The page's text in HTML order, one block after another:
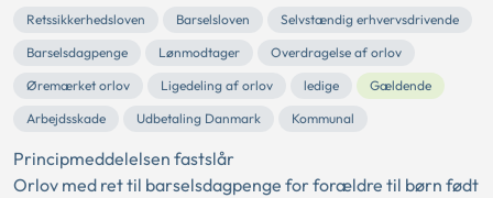
Retssikkerhedsloven Barselsloven
Selvstændig erhvervsdrivende
Barselsdagpenge
Lønmodtager
Overdragelse af orlov
Øremærket orlov
Ligedeling af orlov ledige
Gældende
Arbejdsskade
Udbetaling Danmark Kommunal
Principmeddelelsen fastslår
Orlov med ret til barselsdagpenge for forældre til børn født